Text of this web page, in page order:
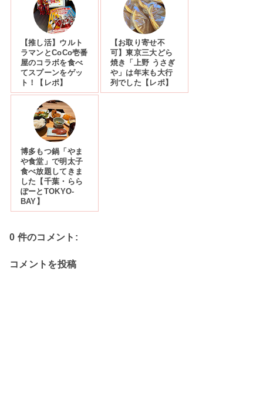
【推し活】ウルト
ラマンとCoCo壱番
屋のコラボを食べ
てスプーンをゲッ
ト！【レポ】
【お取り寄せ不
可】東京三大どら
焼き「上野 うさぎ
や」は年末も大行
列でした【レポ】
博多もつ鍋「やま
や食堂」で明太子
食べ放題してきま
した【千葉・らら
ぽーとTOKYO-
BAY】
0 件のコメント:
コメントを投稿